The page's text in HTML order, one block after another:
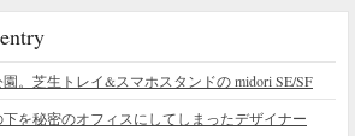
。芝生トレイ&スマホスタンドの midori SE/SF
を秘密のオフィスにしてしまったデザイナー